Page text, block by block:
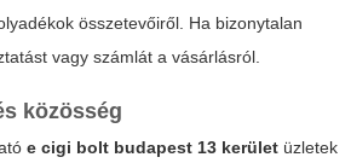
összetevőiről. Ha bizonytalan
vagy számlát a vásárlásról.
közösség
e cigi bolt budapest 13 kerület üzletek